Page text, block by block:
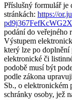
Příslušný formulář je
stránkách: https://
podání do veřejného
Výstupem
který lze po doplnění
elektronické či
podobě musí být
podle zákona
Sb., o elektronickém
schránky osoby, jež